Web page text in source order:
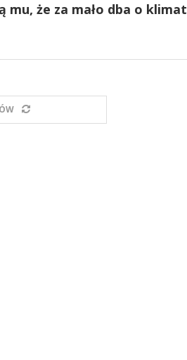
mu, że za mało dba o klimat